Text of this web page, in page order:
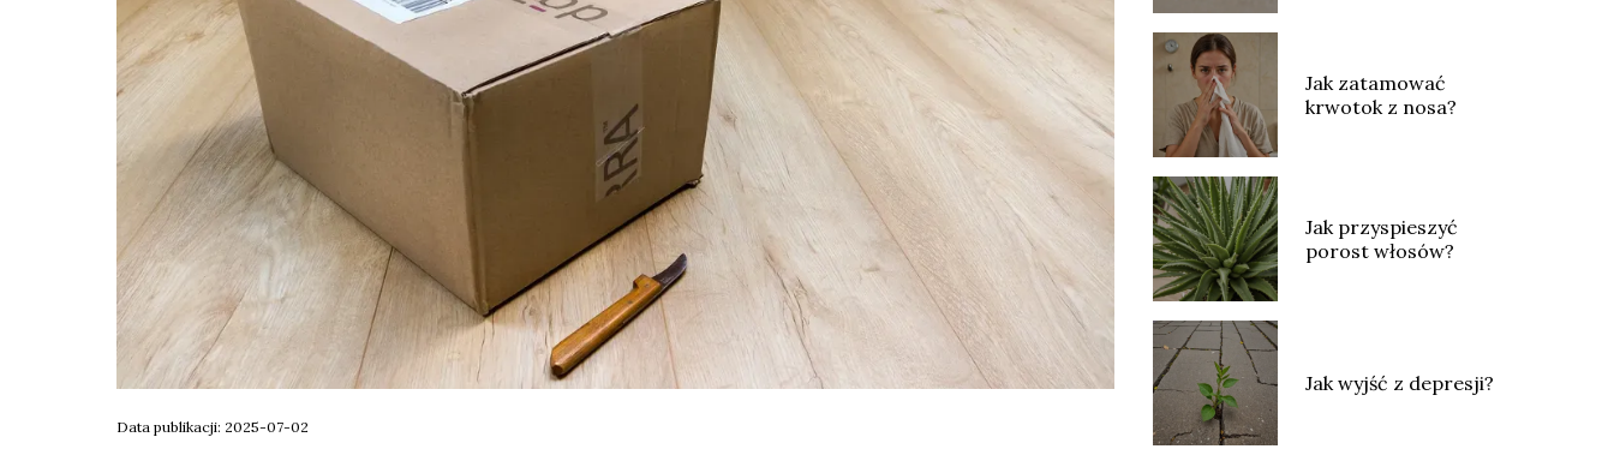
Data publikacji: 2025-07-02
Jak zatamować
krwotok z nosa?
Jak przyspieszyć
porost włosów?
Jak wyjść z depresji?